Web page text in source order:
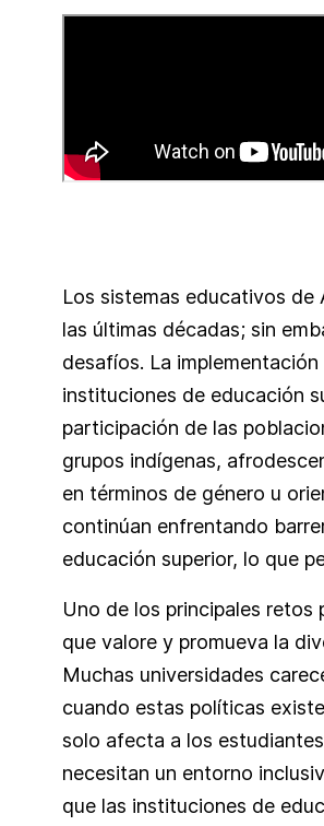
Los sistemas educativos de
las últimas décadas; sin
desafíos. La
instituciones de educación
participación de las
grupos indígenas,
en términos de género u
continúan enfrentando
educación superior, lo que
Uno de los principales retos
que valore y promueva la
Muchas universidades
cuando estas políticas
solo afecta a los
necesitan un entorno
que las instituciones de